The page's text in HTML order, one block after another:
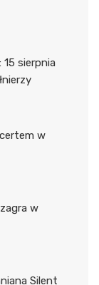
15 sierpnia
w
w
Silent